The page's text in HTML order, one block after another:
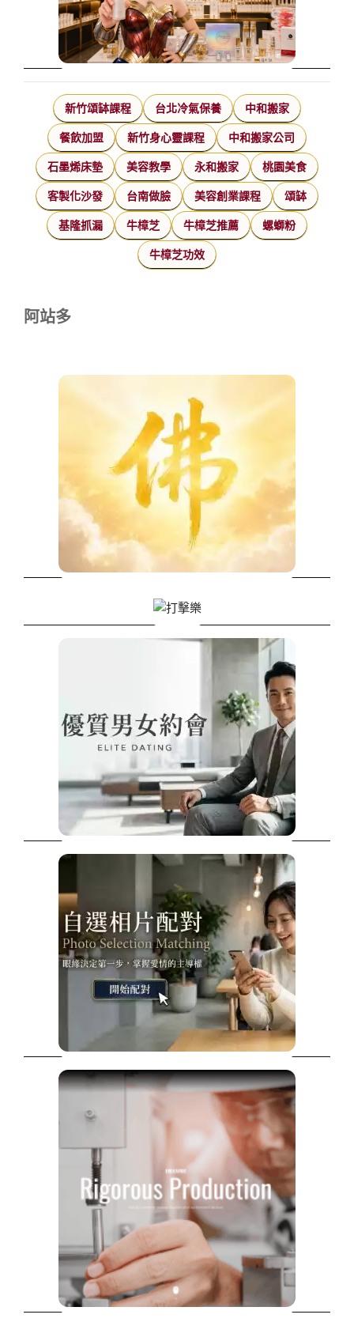
新竹頌缽課程 台北冷氣保養 中和搬家
餐飲加盟 新竹身心靈課程 中和搬家公司
石墨烯床墊 美容教學 永和搬家 桃園美食
客製化沙發 台南做臉 美容創業課程 頌缽
基隆抓漏 牛樟芝 牛樟芝推薦 螺螄粉
牛樟芝功效
阿站多